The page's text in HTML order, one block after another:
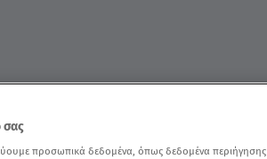
σας
προσωπικά δεδομένα, όπως δεδομένα